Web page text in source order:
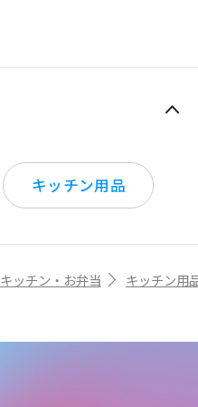
キッチン用品
キッチン・お弁当 キッチン用